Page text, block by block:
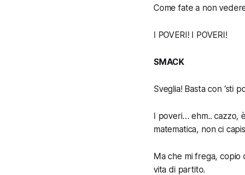
Come fate a non
I POVERI! I POVERI!
SMACK
Sveglia! Basta con ‘sti
I poveri… ehm.. cazzo,
matematica, non ci
Ma che mi frega, copio
vita di partito.